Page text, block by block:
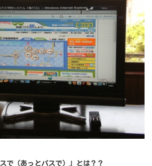
で（あっとバスで）」とは？？